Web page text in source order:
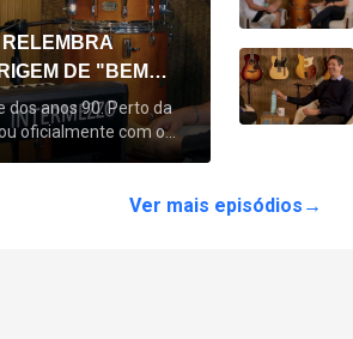
DE "BEM
dos anos 90. Perto da
oficialmente com o
estão canções que lhe
segue com o […]Ver mais episódios →